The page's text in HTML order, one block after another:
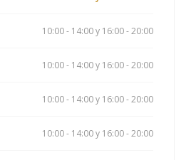
10:00 - 14:00 y 16:00 - 20:00
10:00 - 14:00 y 16:00 - 20:00
10:00 - 14:00 y 16:00 - 20:00
10:00 - 14:00 y 16:00 - 20:00